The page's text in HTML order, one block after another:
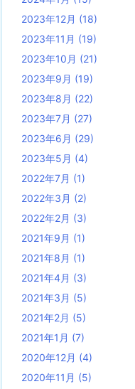
2023年12月 (18)
2023年11月 (19)
2023年10月 (21)
2023年9月 (19)
2023年8月 (22)
2023年7月 (27)
2023年6月 (29)
2023年5月 (4)
2022年7月 (1)
2022年3月 (2)
2022年2月 (3)
2021年9月 (1)
2021年8月 (1)
2021年4月 (3)
2021年3月 (5)
2021年2月 (5)
2021年1月 (7)
2020年12月 (4)
2020年11月 (5)